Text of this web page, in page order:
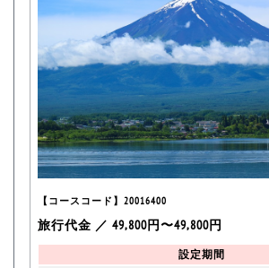
【コースコード】20016400
旅行代金 ／ 49,800円〜49,800円
設定期間